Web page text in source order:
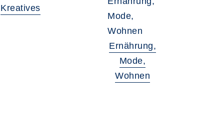
Kreatives
Ernährung,
Mode,
Wohnen